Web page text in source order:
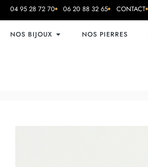
04 95 28 72 70 06 20 88 32 65 CONTACT
NOS BIJOUX NOS PIERRES